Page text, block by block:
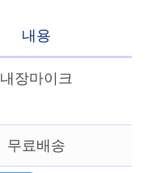
내용
내장마이크
무료배송